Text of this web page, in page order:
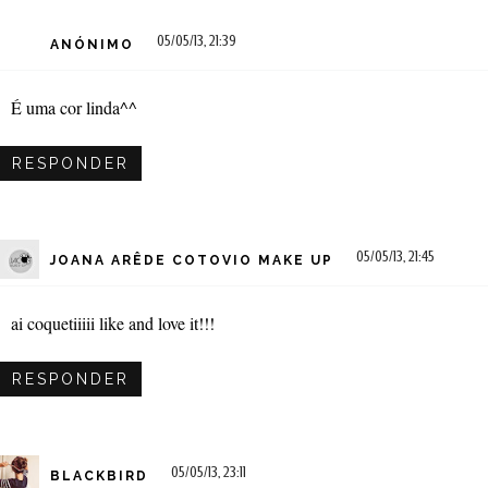
ANÓNIMO 05/05/13, 21:39
É uma cor linda^^
RESPONDER
JOANA ARÊDE COTOVIO MAKE UP 05/05/13, 21:45
ai coquetiiiii like and love it!!!
RESPONDER
BLACKBIRD 05/05/13, 23:11